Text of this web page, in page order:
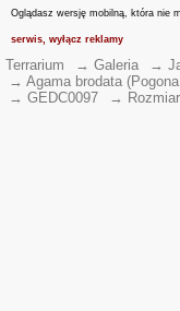
Oglądasz wersję mobilną, która nie
serwis, wyłącz reklamy
Terrarium → Galeria →
→ Agama brodata
→ GEDC0097 →